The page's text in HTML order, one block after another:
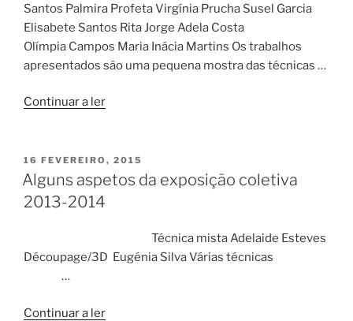
Santos Palmira Profeta Virgínia Prucha Susel Garcia
Elisabete Santos Rita Jorge Adela Costa
Olímpia Campos Maria Inácia Martins Os trabalhos
apresentados são uma pequena mostra das técnicas …
Continuar a ler“Exposição
Decorativas
2015”
PUBLICADO
EM
16 FEVEREIRO, 2015
Alguns aspetos da exposição coletiva
2013-2014
Técnica mista Adelaide Esteves
Découpage/3D Eugénia Silva Várias técnicas
…
Continuar a ler“Alguns